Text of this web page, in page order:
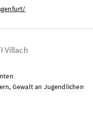
Villach
Gewalt an Jugendlichen